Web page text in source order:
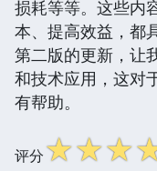
损耗等等。这些内
本、提高效益，都
第二版的更新，让
和技术应用，这对
有帮助。
评分☆☆☆